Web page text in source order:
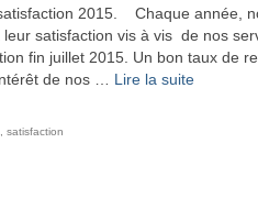
2015. Chaque année,
leur satisfaction vis à vis de nos
fin juillet 2015. Un bon taux de
de nos … Lire la suite
satisfaction